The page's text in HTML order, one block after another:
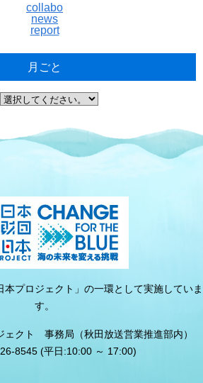
collabo
news
report
月ごと
本プロジェクト」の一環として実施していま
す。
ェクト 事務局（秋田放送営業推進部内）
8545 (平日:10:00 ～ 17:00)